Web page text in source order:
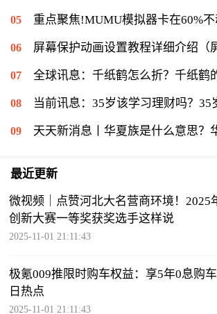
重点聚焦!MUMU模拟器卡在60%不动怎么办?MUMU模
屏幕保护动画设置教程详细介绍（屏幕保护程序等待时
全球讯息：千纸鹤怎么折？千纸鹤
当前讯息：35岁该学习理财吗？35岁该学习
天天新消息丨华夏族是什么意思？华裔是什么意思：华
最近更新
微视频｜点赞河北大名营商环境！2025
创新大赛一等奖获奖选手这样说
2025-11-01 21:11:43
极氪009推限时购车权益：享5年0息购
日热点
2025-11-01 21:11:43